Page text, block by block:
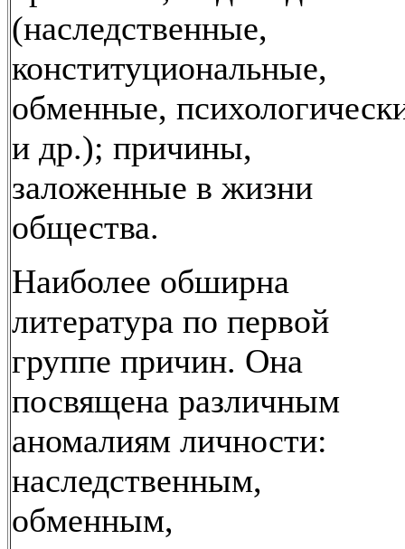
(наследственные,
конституциональные,
обменные,
и др.); причины,
заложенные в жизни
общества.
Наиболее обширна
литература по первой
группе причин. Она
посвящена различным
аномалиям личности:
наследственным,
обменным,